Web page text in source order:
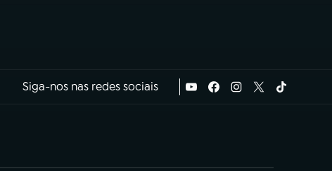
Siga-nos nas redes sociais